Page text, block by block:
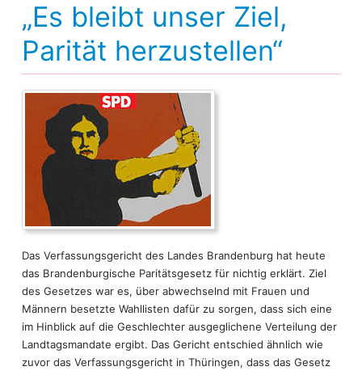
„Es bleibt unser Ziel,
Parität herzustellen“
Das Verfassungsgericht des Landes Brandenburg hat heute
das Brandenburgische Paritätsgesetz für nichtig erklärt. Ziel
des Gesetzes war es, über abwechselnd mit Frauen und
Männern besetzte Wahllisten dafür zu sorgen, dass sich eine
im Hinblick auf die Geschlechter ausgeglichene Verteilung der
Landtagsmandate ergibt. Das Gericht entschied ähnlich wie
zuvor das Verfassungsgericht in Thüringen, dass das Gesetz